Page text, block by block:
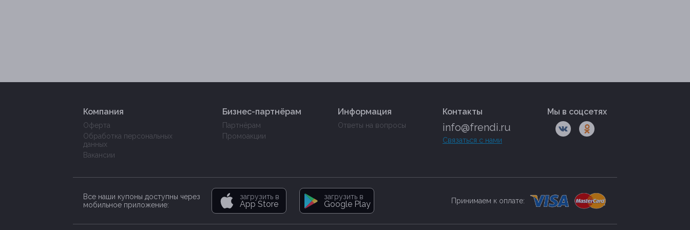
Компания
Оферта
Обработка персональных
данных
Вакансии
Бизнес-партнёрам
Партнёрам
Промоакции
Информация
Ответы на вопросы
Контакты
info@frendi.ru
Связаться с нами
Мы в соцсетях
Все наши купоны доступны через
мобильное приложение:
загрузить в
App Store
загрузить в
Google Play Принимаем к оплате: